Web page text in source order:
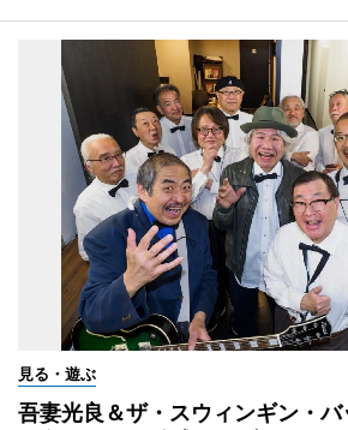
見る・遊ぶ
吾妻光良＆ザ・スウィンギン・